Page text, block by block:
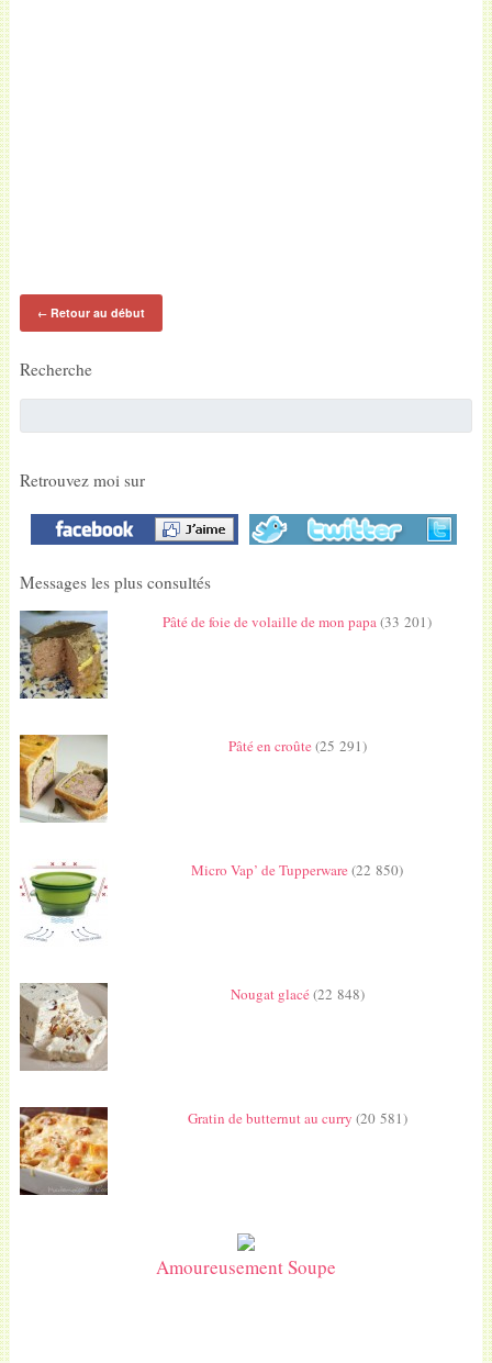
←Retour au début
Recherche
Retrouvez moi sur
Messages les plus consultés
Pâté de foie de volaille de mon papa(33 201)
Pâté en croûte(25 291)
Micro Vap’ de Tupperware(22 850)
Nougat glacé(22 848)
Gratin de butternut au curry (20 581)
Amoureusement Soupe